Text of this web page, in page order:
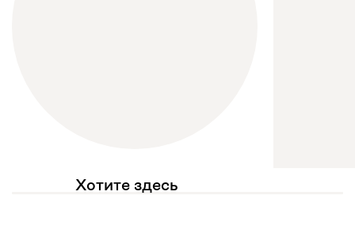
Хотите здесь